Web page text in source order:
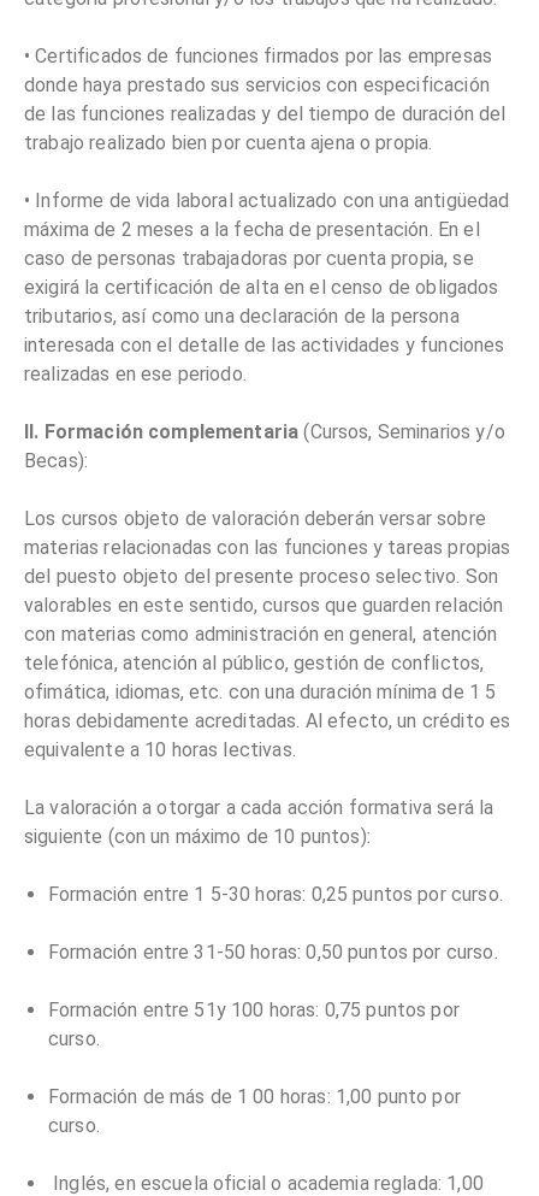
• Certificados de funciones firmados por las empresas
donde haya prestado sus servicios con especificación
de las funciones realizadas y del tiempo de duración del
trabajo realizado bien por cuenta ajena o propia.
• Informe de vida laboral actualizado con una antigüedad
máxima de 2 meses a la fecha de presentación. En el
caso de personas trabajadoras por cuenta propia, se
exigirá la certificación de alta en el censo de obligados
tributarios, así como una declaración de la persona
interesada con el detalle de las actividades y funciones
realizadas en ese periodo.
II. Formación complementaria (Cursos, Seminarios y/o
Becas):
Los cursos objeto de valoración deberán versar sobre
materias relacionadas con las funciones y tareas propias
del puesto objeto del presente proceso selectivo. Son
valorables en este sentido, cursos que guarden relación
con materias como administración en general, atención
telefónica, atención al público, gestión de conflictos,
ofimática, idiomas, etc. con una duración mínima de 1 5
horas debidamente acreditadas. Al efecto, un crédito es
equivalente a 10 horas lectivas.
La valoración a otorgar a cada acción formativa será la
siguiente (con un máximo de 10 puntos):
Formación entre 1 5-30 horas: 0,25 puntos por curso.
Formación entre 31-50 horas: 0,50 puntos por curso.
Formación entre 51y 100 horas: 0,75 puntos por
curso.
Formación de más de 1 00 horas: 1,00 punto por
curso.
Inglés, en escuela oficial o academia reglada: 1,00